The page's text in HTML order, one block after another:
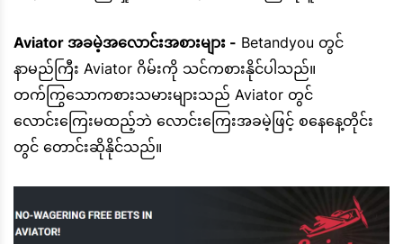
Aviator အခမဲ့အလောင်းအစားများ - Betandyou တွင်
နာမည်ကြီး Aviator ဂိမ်းကို သင်ကစားနိုင်ပါသည်။
တက်ကြွသောကစားသမားများသည် Aviator တွင်
လောင်းကြေးမထည့်ဘဲ လောင်းကြေးအခမဲ့ဖြင့် စနေနေ့တိုင်း
တွင် တောင်းဆိုနိုင်သည်။